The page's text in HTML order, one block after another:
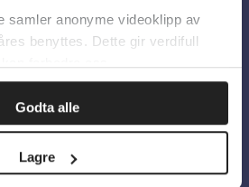
samler anonyme videoklipp av
benyttes. Dette gir verdifull
Godta alle
Lagre